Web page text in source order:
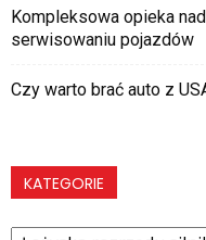
Kompleksowa opieka
serwisowaniu pojazdów
Czy warto brać auto z
KATEGORIE
Kategorie